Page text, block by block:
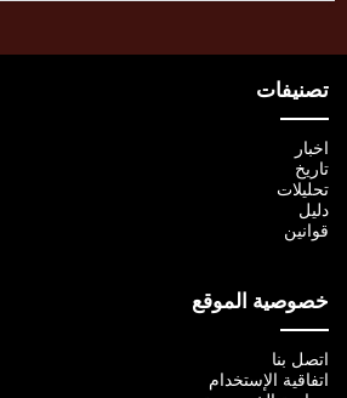
تصنيفات
اخبار
تاريخ
تحليلات
دليل
قوانين
خصوصية الموقع
اتصل بنا
اتفاقية الإستخدام